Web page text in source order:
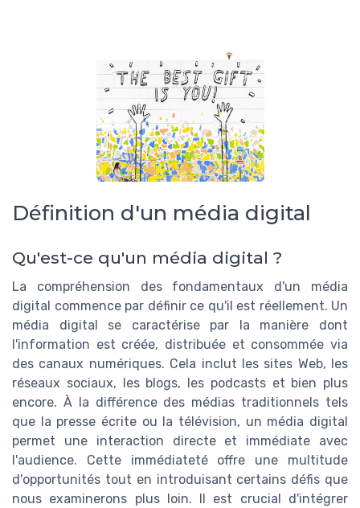
Définition d'un média digital
Qu'est-ce qu'un média digital ?
La compréhension des fondamentaux d'un média
digital commence par définir ce qu'il est réellement. Un
média digital se caractérise par la manière dont
l'information est créée, distribuée et consommée via
des canaux numériques. Cela inclut les sites Web, les
réseaux sociaux, les blogs, les podcasts et bien plus
encore. À la différence des médias traditionnels tels
que la presse écrite ou la télévision, un média digital
permet une interaction directe et immédiate avec
l'audience. Cette immédiateté offre une multitude
d'opportunités tout en introduisant certains défis que
nous examinerons plus loin. Il est crucial d'intégrer